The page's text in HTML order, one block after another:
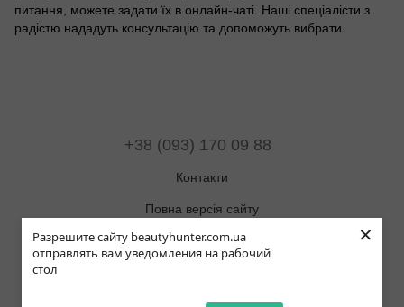
Разрешите сайту beautyhunter.com.ua
отправлять вам уведомления на рабочий
стол
×
питання, можете задати їх в онлайн-чаті. Наші спеціалісти з
радістю нададуть консультацію та допоможуть вибрати.
+38 (093) 170 09 88
Контакти
Повна версія сайту
Мапа сайту
Eng Pol